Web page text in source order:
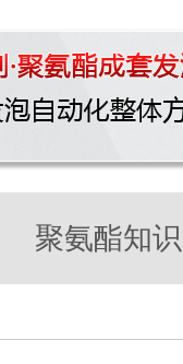
聚氨酯知识